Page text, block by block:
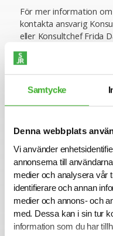
Samtycke
Denna webbplats
Vi använder
annonserna till
medier och analysera vår
identifierare och annan
medier och annons- och
med. Dessa kan i sin tur
information som du har
För mer information
kontakta ansvarig
eller Konsultchef Frida
löpande och tjänsten
ansökningstiden har gått